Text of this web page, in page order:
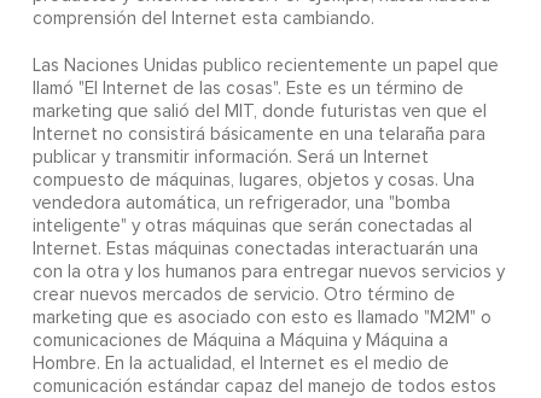
comprensión del Internet esta cambiando.
Las Naciones Unidas publico recientemente un papel que
llamó "El Internet de las cosas". Este es un término de
marketing que salió del MIT, donde futuristas ven que el
Internet no consistirá básicamente en una telaraña para
publicar y transmitir información. Será un Internet
compuesto de máquinas, lugares, objetos y cosas. Una
vendedora automática, un refrigerador, una "bomba
inteligente" y otras máquinas que serán conectadas al
Internet. Estas máquinas conectadas interactuarán una
con la otra y los humanos para entregar nuevos servicios y
crear nuevos mercados de servicio. Otro término de
marketing que es asociado con esto es llamado "M2M" o
comunicaciones de Máquina a Máquina y Máquina a
Hombre. En la actualidad, el Internet es el medio de
comunicación estándar capaz del manejo de todos estos